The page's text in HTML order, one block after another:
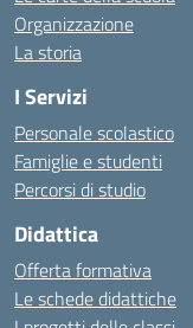
Organizzazione
La storia
I Servizi
Personale scolastico
Famiglie e studenti
Percorsi di studio
Didattica
Offerta formativa
Le schede didattiche